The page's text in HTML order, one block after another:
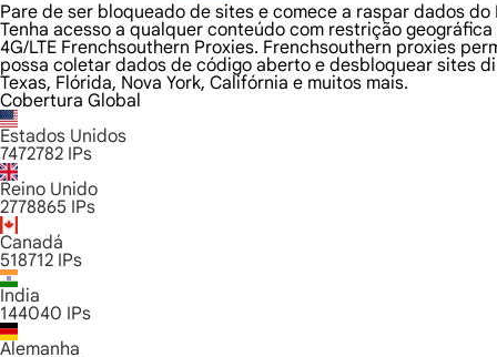
Pare de ser bloqueado de sites e comece a raspar dados
Tenha acesso a qualquer conteúdo com restrição
4G/LTE Frenchsouthern Proxies. Frenchsouthern proxies
possa coletar dados de código aberto e desbloquear sites
Texas, Flórida, Nova York, Califórnia e muitos mais.
Cobertura Global
Estados Unidos
7472782 IPs
Reino Unido
2778865 IPs
Canadá
518712 IPs
Índia
144040 IPs
Alemanha